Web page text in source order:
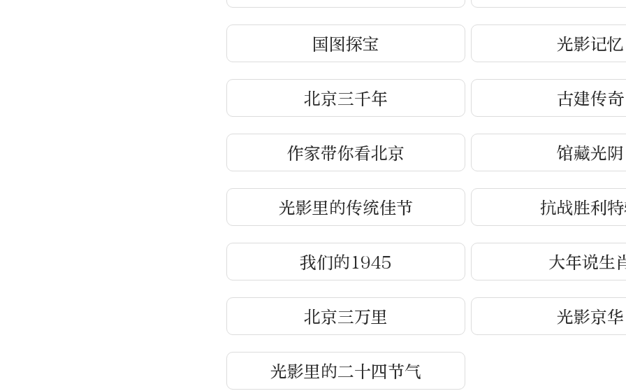
国图探宝 光影记忆
北京三千年 古建传奇
作家带你看北京 馆藏光阴
光影里的传统佳节 抗战胜利
我们的1945 大年说生
北京三万里 光影京华
光影里的二十四节气